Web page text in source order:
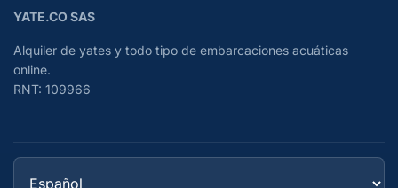
YATE.CO SAS
Alquiler de yates y todo tipo de embarcaciones acuáticas
online.
RNT: 109966